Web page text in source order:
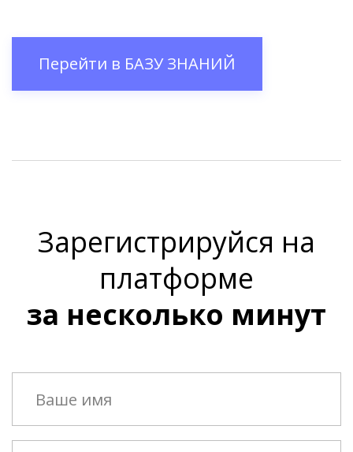
Перейти в БАЗУ ЗНАНИЙ
Зарегистрируйся на
платформе
за несколько минут